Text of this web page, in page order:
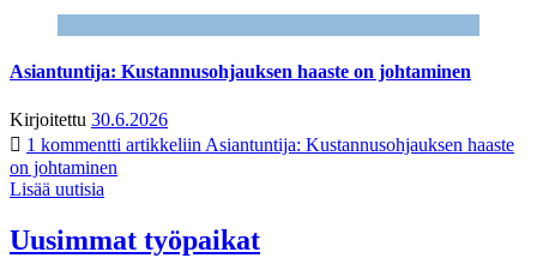
Asiantuntija: Kustannusohjauksen haaste on johtaminen
Kirjoitettu 30.6.2026
1 kommentti artikkeliin Asiantuntija: Kustannusohjauksen haaste
on johtaminen
Lisää uutisia
Uusimmat työpaikat